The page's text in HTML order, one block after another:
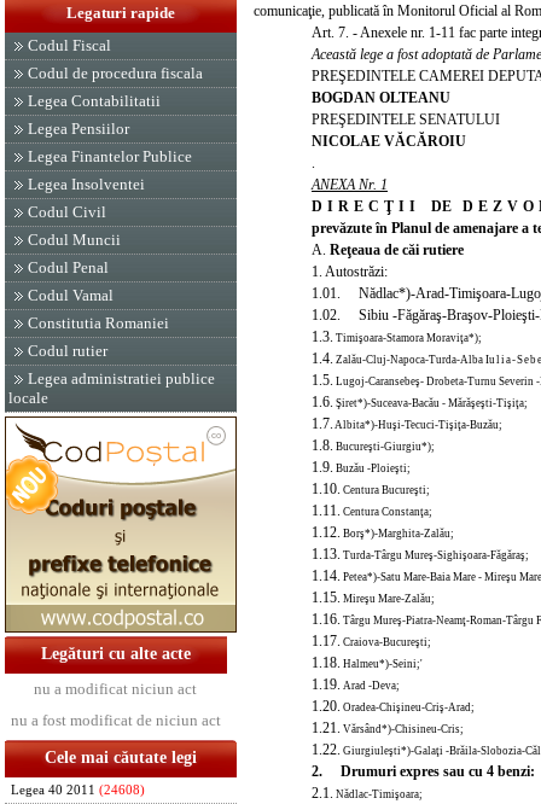
Legaturi rapide
Codul Fiscal
Codul de procedura fiscala
Legea Contabilitatii
Legea Pensiilor
Legea Finantelor Publice
Legea Insolventei
Codul Civil
Codul Muncii
Codul Penal
Codul Vamal
Constitutia Romaniei
Codul rutier
Legea administratiei publice
locale
Legături cu alte acte
nu a modificat niciun act
nu a fost modificat de niciun act
Cele mai căutate legi
Legea 40 2011 (24608)
comunicaţie, publicată în Monitorul Oficial al
Art . 7. - Anexele nr. 1-11 fac parte
Această lege a fost adoptată de
PREŞEDINTELE CAMEREI
BOGDAN OLTEANU
PREŞEDINTELE SENATULUI
NICOLAE VĂCĂROIU
ANEXA Nr. 1
DIRECŢII
DE
prevăzute în Planul de amenajare
A. Reţeaua de căi rutiere
1. Autostrăzi:
1.01. Nădlac*)-Arad-Timişoara-Lugoj
1.02. Sibiu -Făgăraş-Braşov-Ploieşti-
1.3. Timişoara-Stamora Moraviţa*);
1.4. Zalău-Cluj-Napoca-Turda-Alba Iulia-
1.5. Lugoj-Caransebeş- Drobeta-Turnu Severin
1.6. Şiret*)-Suceava-Bacău - Mărăşeşti-Tişiţa;
1.7. Albita*)-Huşi-Tecuci-Tişiţa-Buzău;
1.8. Bucureşti-Giurgiu*);
1.9. Buzău -Ploieşti;
1.10. Centura Bucureşti;
1.11. Centura Constanţa;
1.12. Borş*)-Marghita-Zalău;
1.13. Turda-Târgu Mureş-Sighişoara-Făgăraş;
1.14. Petea*)-Satu Mare-Baia Mare - Mireşu
1.15. Mireşu Mare-Zalău;
1.16. Târgu Mureş-Piatra-Neamţ-Roman-Târgu
1.17. Craiova-Bucureşti;
1.18. Halmeu*)-Seini;'
1.19. Arad -Deva;
1.20. Oradea-Chişineu-Criş-Arad;
1.21. Vărsând*)-Chisineu-Cris;
1.22. Giurgiuleşti*)-Galaţi -Brăila-Slobozia-
2. Drumuri expres sau cu 4 benzi:
2.1.
Nădlac-Timişoara;